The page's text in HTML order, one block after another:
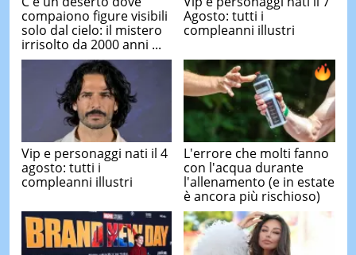
compaiono figure visibili
solo dal cielo: il mistero
irrisolto da 2000 anni ...
Agosto: tutti i
compleanni illustri
Vip e personaggi nati il 4
agosto: tutti i
compleanni illustri
L'errore che molti fanno
con l'acqua durante
l'allenamento (e in estate
è ancora più rischioso)